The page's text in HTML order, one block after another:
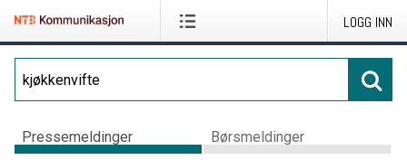
LOGG INN
Pressemeldinger Børsmeldinger